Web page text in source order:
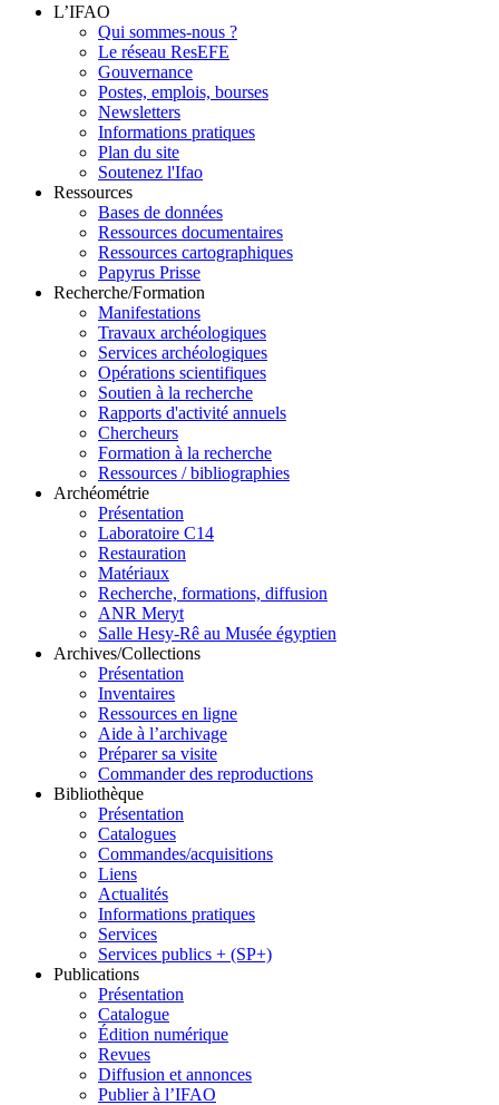
L’IFAO
Qui sommes-nous ?
Le réseau ResEFE
Gouvernance
Postes, emplois, bourses
Newsletters
Informations pratiques
Plan du site
Soutenez l'Ifao
Ressources
Bases de données
Ressources documentaires
Ressources cartographiques
Papyrus Prisse
Recherche/Formation
Manifestations
Travaux archéologiques
Services archéologiques
Opérations scientifiques
Soutien à la recherche
Rapports d'activité annuels
Chercheurs
Formation à la recherche
Ressources / bibliographies
Archéométrie
Présentation
Laboratoire C14
Restauration
Matériaux
Recherche, formations, diffusion
ANR Meryt
Salle Hesy-Rê au Musée égyptien
Archives/Collections
Présentation
Inventaires
Ressources en ligne
Aide à l’archivage
Préparer sa visite
Commander des reproductions
Bibliothèque
Présentation
Catalogues
Commandes/acquisitions
Liens
Actualités
Informations pratiques
Services
Services publics + (SP+)
Publications
Présentation
Catalogue
Édition numérique
Revues
Diffusion et annonces
Publier à l’IFAO